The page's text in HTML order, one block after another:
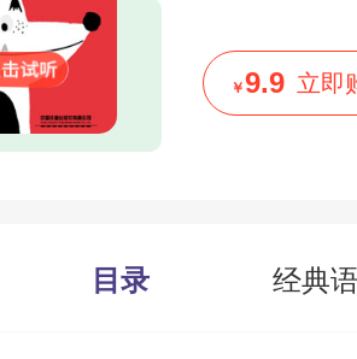
￥9.9 立即
目录 经典